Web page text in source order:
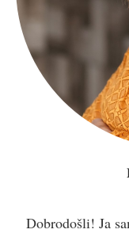
Dobrodošli! Ja